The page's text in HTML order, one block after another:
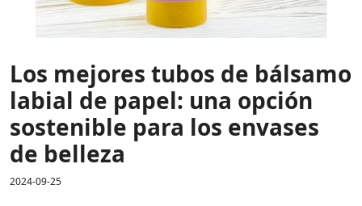
Los mejores tubos de bálsamo
labial de papel: una opción
sostenible para los envases
de belleza
2024-09-25